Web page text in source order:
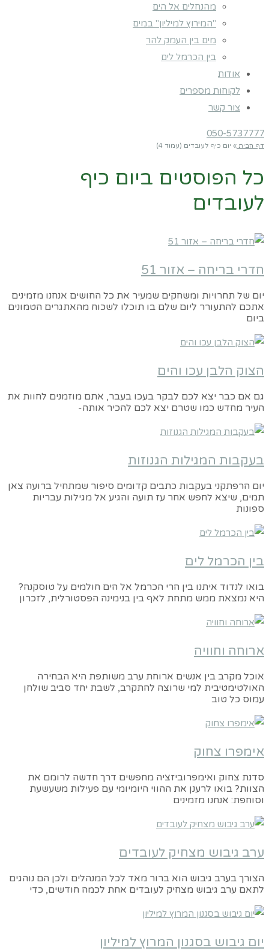
מהנחלים אל הים
"המירוץ למיליון" במים
מים בין העמק להר
בין הכרמל לים
אודות
לקוחות מספרים
צור קשר
050-5737777
דף הבית » יום כיף לעובדים (עמוד 4)
כל הפוסטים ביום כיף
לעובדים
חדרי בריחה – אזור 51
יום של תחרויות ומשחקים שמעיר את כל החושים אנחנו מזמינים
אתכם להתעורר ליום שלם בו תוכלו לשכוח מהאתגרים הטמונים
ביום
הצוק הלבן עכו והים
גם אם כבר יצא לכם לבקר בעכו בעבר, אתם מוזמנים לחוות את
העיר מחדש כמו שטרם יצא לכם להכיר אותה-
בעקבות המגילות הגנוזות
יום הרפתקני בעקבות כתבים קדומים סיפור שמתחיל ברועה צאן
תמים, שיצא לחפש אחר עז תועה והגיע אל מגילות עבריות
ספונות
בין הכרמל לים
בואו לנדוד איתנו בין הרי הכרמל אל הים חולמים על טוסקנה?
היא נמצאת ממש מתחת לאף בין בנימינה הפסטורלית, לזכרון
ארוחה וחוויה
אוכל מקרב בין אנשים ארוחת ערב משותפת היא הבחירה
האולטימטיבית למי שרוצה להתקרב, לשבת יחד סביב שולחן
עמוס כל טוב
אימפרו צחוק
סדנת צחוק ואימפרוביזציה מחפשים דרך חדשה לרומם את
הצוות? בואו לרענן את ההווי היומיומי עם פעילות משעשעת
וסוחפת: אנחנו מזמינים
ערב גיבוש מצחיק לעובדים
הצורך בערב גיבוש הוא ברור מאד לכל המנהלים ולכן הם נוהגים
לתאם ערב גיבוש מצחיק לעובדים אחת לכמה חודשים, כדי
יום גיבוש בסגנון המרוץ למיליון